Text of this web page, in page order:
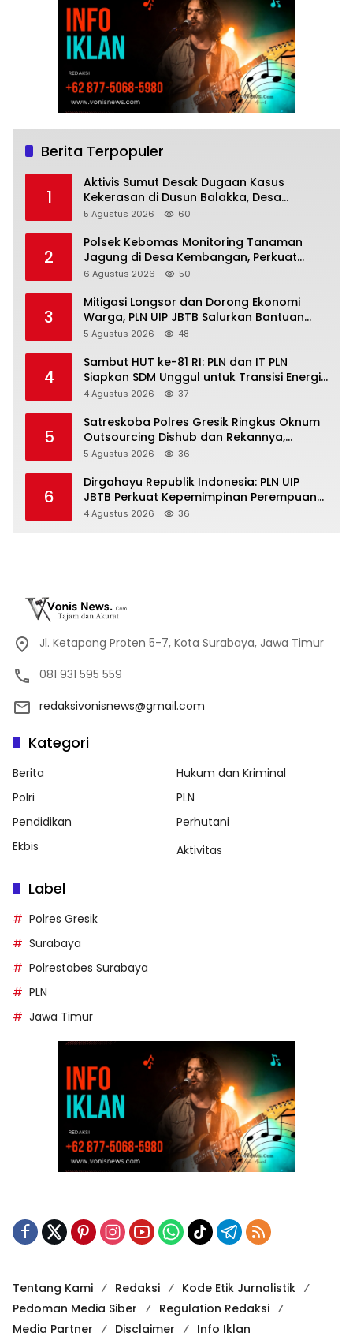
Berita Terpopuler
1
Aktivis Sumut Desak Dugaan Kasus
Kekerasan di Dusun Balakka, Desa
Gunung Malintang Diusut Tuntas
5 Agustus 2026 60
2
Polsek Kebomas Monitoring Tanaman
Jagung di Desa Kembangan, Perkuat
Dukungan Ketahanan Pangan Nasional
6 Agustus 2026 50
3
Mitigasi Longsor dan Dorong Ekonomi
Warga, PLN UIP JBTB Salurkan Bantuan
Konservasi 4.000 Pohon Aren Genjah Asal
5 Agustus 2026 48
4
Sambut HUT ke-81 RI: PLN dan IT PLN
Siapkan SDM Unggul untuk Transisi Energi
Lewat Pelatihan Energi Terbarukan bagi
4 Agustus 2026 37
5
Satreskoba Polres Gresik Ringkus Oknum
Outsourcing Dishub dan Rekannya,
Diduga Edarkan Sabu Jaringan Bangkalan
5 Agustus 2026 36
6
Dirgahayu Republik Indonesia: PLN UIP
JBTB Perkuat Kepemimpinan Perempuan
melalui Srikandi Movement 2026
4 Agustus 2026 36
Jl. Ketapang Proten 5-7, Kota Surabaya, Jawa Timur
081 931 595 559
redaksivonisnews@gmail.com
Kategori
Berita
Hukum dan Kriminal
Polri
PLN
Pendidikan
Perhutani
Ekbis
Aktivitas
Label
Polres Gresik
Surabaya
Polrestabes Surabaya
PLN
Jawa Timur
Tentang Kami Redaksi
Kode Etik Jurnalistik
Pedoman Media Siber
Regulation Redaksi
Media Partner
Disclaimer Info Iklan